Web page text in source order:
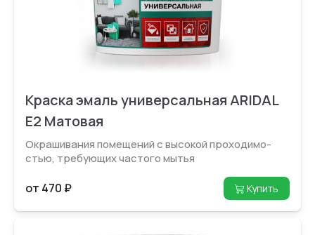
Краска эмаль универсальная ARIDAL
E2 Матовая
Окрашивания помещений с высокой проходимо­
стью, требующих частого мытья
от 470 ₽ Купить